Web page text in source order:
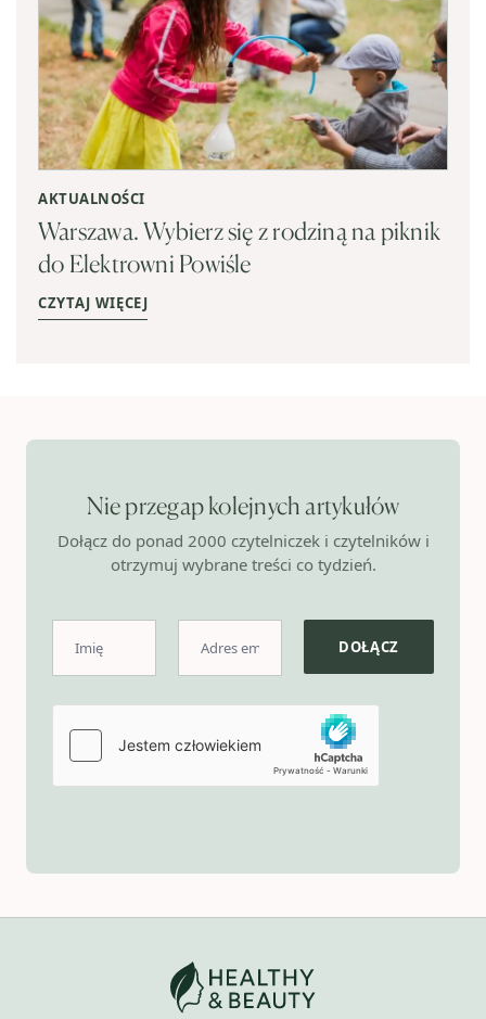
AKTUALNOŚCI
Warszawa. Wybierz się z rodziną na piknik
do Elektrowni Powiśle
CZYTAJ WIĘCEJ
Nie przegap kolejnych artykułów
Dołącz do ponad 2000 czytelniczek i czytelników i
otrzymuj wybrane treści co tydzień.